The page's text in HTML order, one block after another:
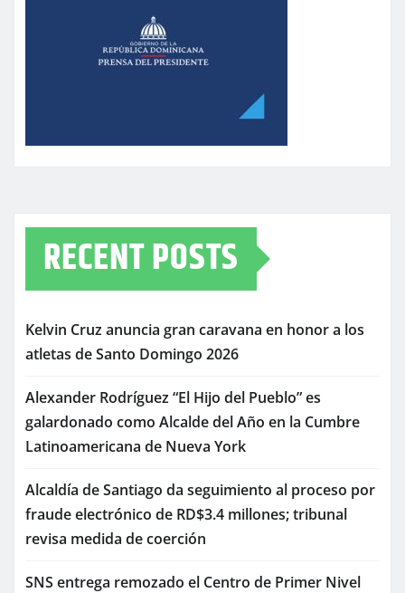
RECENT POSTS
Kelvin Cruz anuncia gran caravana en honor a los
atletas de Santo Domingo 2026
Alexander Rodríguez “El Hijo del Pueblo” es
galardonado como Alcalde del Año en la Cumbre
Latinoamericana de Nueva York
Alcaldía de Santiago da seguimiento al proceso por
fraude electrónico de RD$3.4 millones; tribunal
revisa medida de coerción
SNS entrega remozado el Centro de Primer Nivel